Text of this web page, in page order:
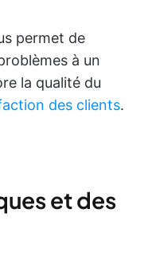
permet de
à un
la qualité du
des clients.
et des